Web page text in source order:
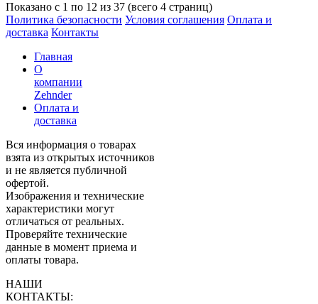
Показано с 1 по 12 из 37 (всего 4 страниц)
Политика безопасности Условия соглашения Оплата и
доставка Контакты
Главная
О
компании
Zehnder
Оплата и
доставка
Вся информация о товарах
взята из открытых источников
и не является публичной
офертой.
Изображения и технические
характеристики могут
отличаться от реальных.
Проверяйте технические
данные в момент приема и
оплаты товара.
НАШИ
КОНТАКТЫ: